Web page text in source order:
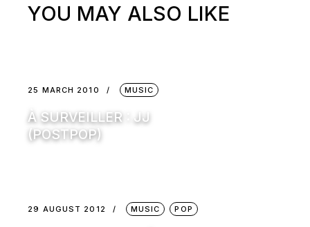
YOU MAY ALSO LIKE
25 MARCH 2010 MUSIC
À SURVEILLER : JJ
(POSTPOP)
29 AUGUST 2012 MUSIC POP